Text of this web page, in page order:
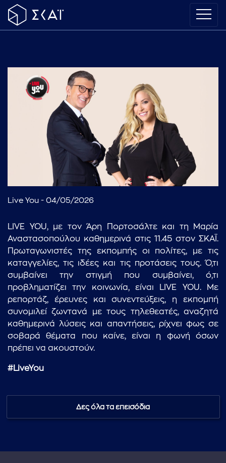
Live You - 04/05/2026
LIVE YOU, με τον Άρη Πορτοσάλτε και τη Μαρία
Αναστασοπούλου καθημερινά στις 11.45 στον ΣΚΑΪ.
Πρωταγωνιστές της εκπομπής οι πολίτες, με τις
καταγγελίες, τις ιδέες και τις προτάσεις τους. Ό,τι
συμβαίνει την στιγμή που συμβαίνει, ό,τι
προβληματίζει την κοινωνία, είναι LIVE YOU. Με
ρεπορτάζ, έρευνες και συνεντεύξεις, η εκπομπή
συνομιλεί ζωντανά με τους τηλεθεατές, αναζητά
καθημερινά λύσεις και απαντήσεις, ρίχνει φως σε
σοβαρά θέματα που καίνε, είναι η φωνή όσων
πρέπει να ακουστούν.
#LiveYou
Δες όλα τα επεισόδια